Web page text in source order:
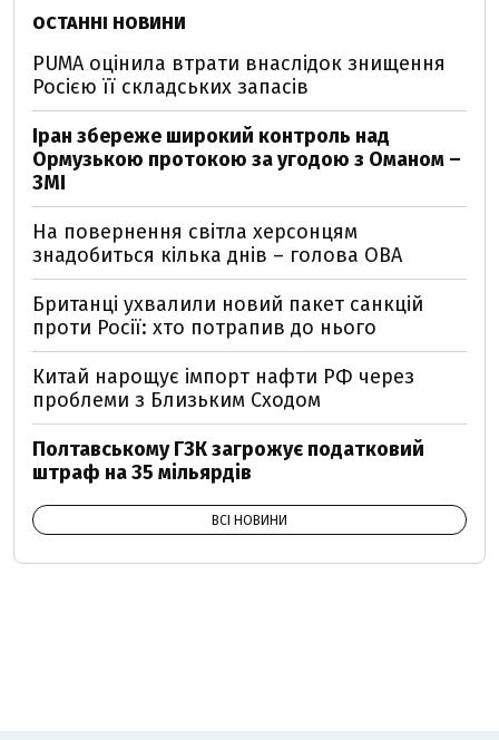
ОСТАННІ НОВИНИ
PUMA оцінила втрати внаслідок знищення
Росією її складських запасів
Іран збереже широкий контроль над
Ормузькою протокою за угодою з Оманом –
ЗМІ
На повернення світла херсонцям
знадобиться кілька днів – голова ОВА
Британці ухвалили новий пакет санкцій
проти Росії: хто потрапив до нього
Китай нарощує імпорт нафти РФ через
проблеми з Близьким Сходом
Полтавському ГЗК загрожує податковий
штраф на 35 мільярдів
ВСІ НОВИНИ